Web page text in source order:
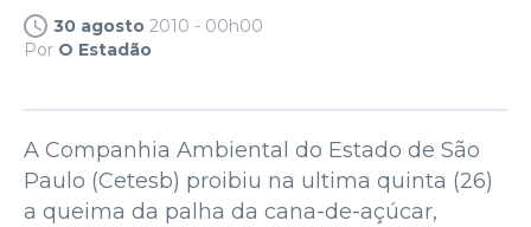
30 agosto 2010 - 00h00
Por O Estadão
A Companhia Ambiental do Estado de São
Paulo (Cetesb) proibiu na ultima quinta (26)
a queima da palha da cana-de-açúcar,